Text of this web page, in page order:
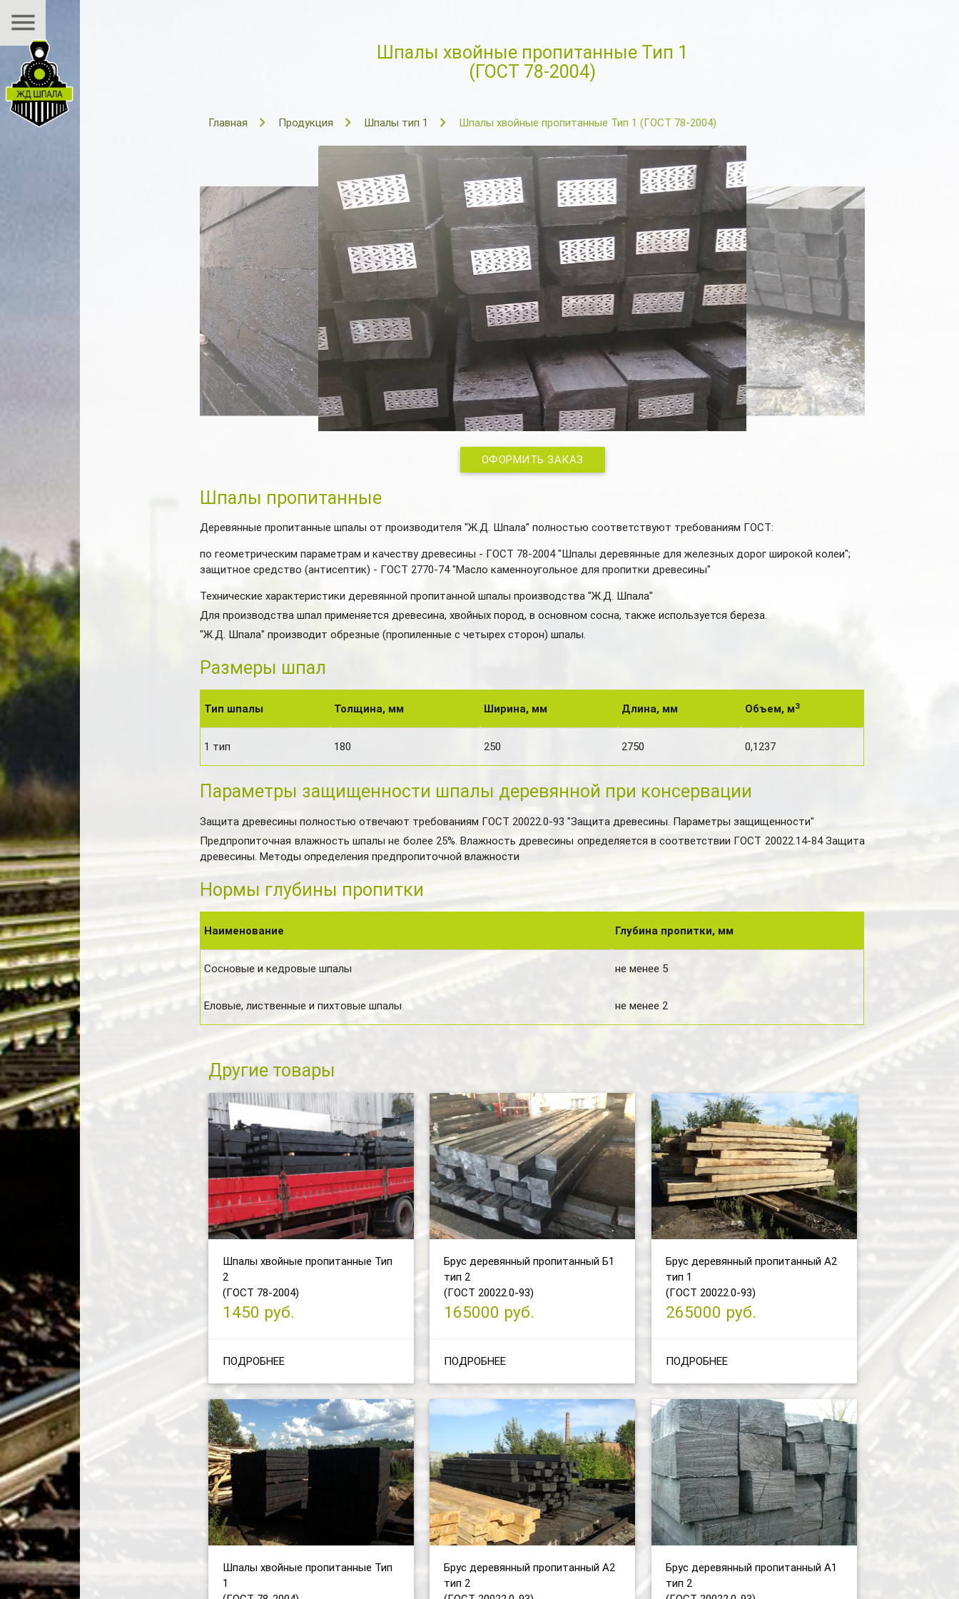
menu
Шпалы хвойные пропитанные Тип 1
(ГОСТ 78-2004)
Главная Продукция Шпалы тип 1 Шпалы хвойные пропитанные Тип 1 (ГОСТ 78-2004)
ОФОРМИТЬ ЗАКАЗ
Шпалы пропитанные
Деревянные пропитанные шпалы от производителя "Ж.Д. Шпала" полностью соответствуют требованиям ГОСТ:
по геометрическим параметрам и качеству древесины - ГОСТ 78-2004 "Шпалы деревянные для железных дорог широкой колеи";
защитное средство (антисептик) - ГОСТ 2770-74 "Масло каменноугольное для пропитки древесины"
Технические характеристики деревянной пропитанной шпалы производства "Ж.Д. Шпала"
Для производства шпал применяется древесина, хвойных пород, в основном сосна, также используется береза.
"Ж.Д. Шпала" производит обрезные (пропиленные с четырех сторон) шпалы.
Размеры шпал
Тип шпалы Толщина, мм Ширина, мм Длина, мм Объем, м3
1 тип 180 250 2750 0,1237
Параметры защищенности шпалы деревянной при консервации
Защита древесины полностью отвечают требованиям ГОСТ 20022.0-93 "Защита древесины. Параметры защищенности"
Предпропиточная влажность шпалы не более 25%. Влажность древесины определяется в соответствии ГОСТ 20022.14-84 Защита
древесины. Методы определения предпропиточной влажности
Нормы глубины пропитки
Наименование Глубина пропитки, мм
Сосновые и кедровые шпалы не менее 5
Еловые, лиственные и пихтовые шпалы не менее 2
Другие товары
Шпалы хвойные пропитанные Тип
2
(ГОСТ 78-2004)
1450 руб.
ПОДРОБНЕЕ
Брус деревянный пропитанный Б1
тип 2
(ГОСТ 20022.0-93)
165000 руб.
ПОДРОБНЕЕ
Брус деревянный пропитанный А2
тип 1
(ГОСТ 20022.0-93)
265000 руб.
ПОДРОБНЕЕ
Шпалы хвойные пропитанные Тип
1
Брус деревянный пропитанный А2
тип 2
Брус деревянный пропитанный А1
тип 2